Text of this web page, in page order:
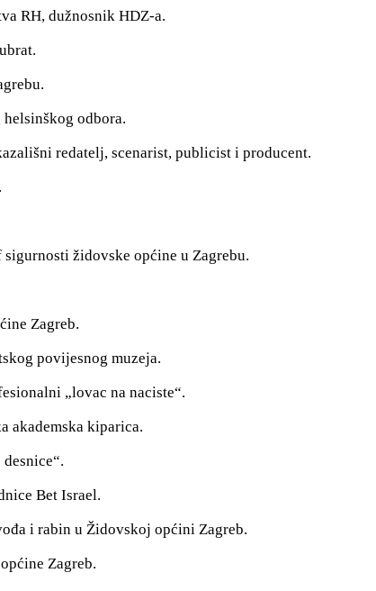
RH, dužnosnik HDZ-a.
odbora.
redatelj, scenarist, publicist i producent.
židovske općine u Zagrebu.
Zagreb.
povijesnog muzeja.
„lovac na naciste“.
akademska kiparica.
Bet Israel.
i rabin u Židovskoj općini Zagreb.
Zagreb.